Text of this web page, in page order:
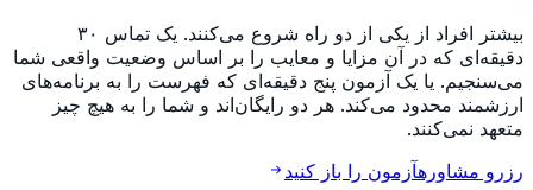
بیشتر افراد از یکی از دو راه شروع می‌کنند. یک تماس ۳۰
دقیقه‌ای که در آن مزایا و معایب را بر اساس وضعیت واقعی شما
می‌سنجیم. یا یک آزمون پنج دقیقه‌ای که فهرست را به برنامه‌های
ارزشمند محدود می‌کند. هر دو رایگان‌اند و شما را به هیچ چیز
متعهد نمی‌کنند.
رزرو مشاورهآزمون را باز کنید